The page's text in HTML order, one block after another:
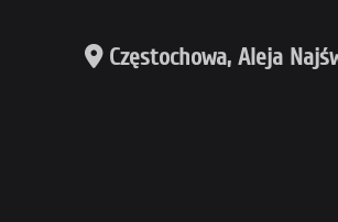
Częstochowa, Aleja